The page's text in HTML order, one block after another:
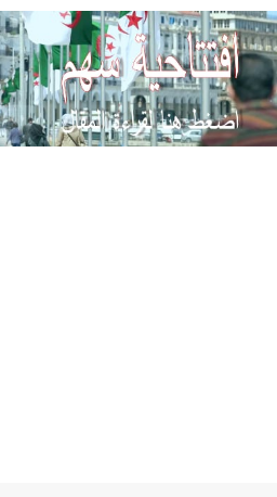
Skip
to
content